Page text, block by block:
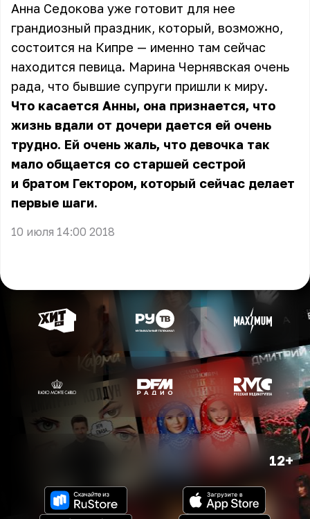
Анна Седокова уже готовит для нее
грандиозный праздник, который, возможно,
состоится на Кипре — именно там сейчас
находится певица. Марина Чернявская очень
рада, что бывшие супруги пришли к миру.
Что касается Анны, она признается, что
жизнь вдали от дочери дается ей очень
трудно. Ей очень жаль, что девочка так
мало общается со старшей сестрой
и братом Гектором, который сейчас делает
первые шаги.
10 июля 14:00 2018
12+